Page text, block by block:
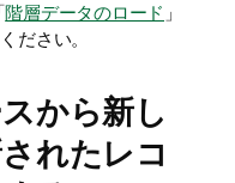
階層データのロード 」
ださい。
から新し
れたレコ